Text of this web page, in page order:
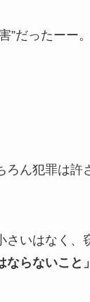
”だったーー。
ろん犯罪は許
さいはなく、
ならないこと」